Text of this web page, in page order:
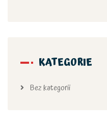
KATEGORIE
Bez kategorii